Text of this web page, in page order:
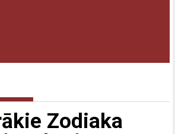
Zodiaka